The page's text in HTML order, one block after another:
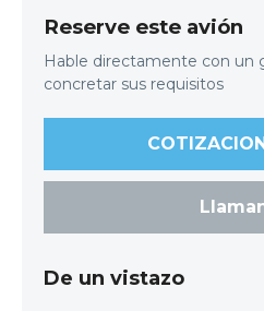
Reserve este avión
Hable directamente con un
concretar sus requisitos
De un vistazo